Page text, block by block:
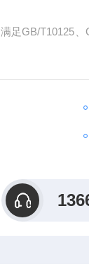
足GB/T10125、